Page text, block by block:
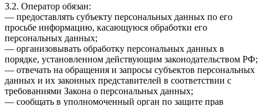
3.2. Оператор обязан:
— предоставлять субъекту персональных данных по его
просьбе информацию, касающуюся обработки его
персональных данных;
— организовывать обработку персональных данных в
порядке, установленном действующим законодательством РФ;
— отвечать на обращения и запросы субъектов персональных
данных и их законных представителей в соответствии с
требованиями Закона о персональных данных;
— сообщать в уполномоченный орган по защите прав